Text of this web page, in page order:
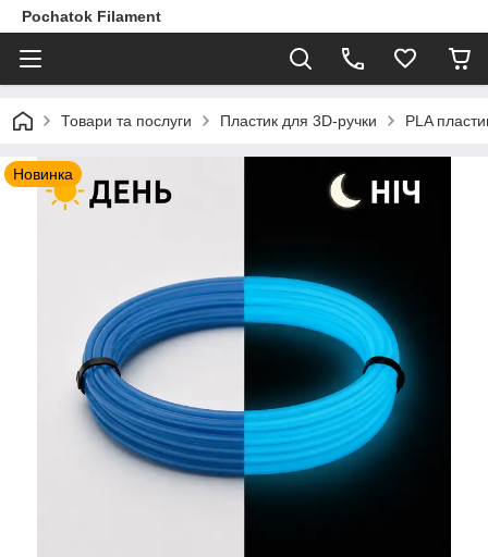
Pochatok Filament
Товари та послуги Пластик для 3D-ручки PLA
Новинка